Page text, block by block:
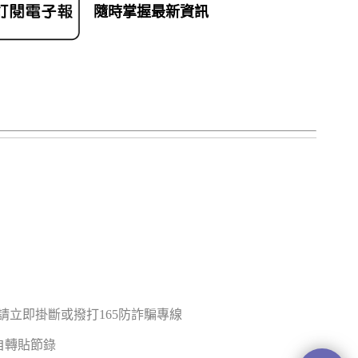
隨時掌握最新資訊
立即掛斷或撥打165防詐騙專線
轉貼節錄